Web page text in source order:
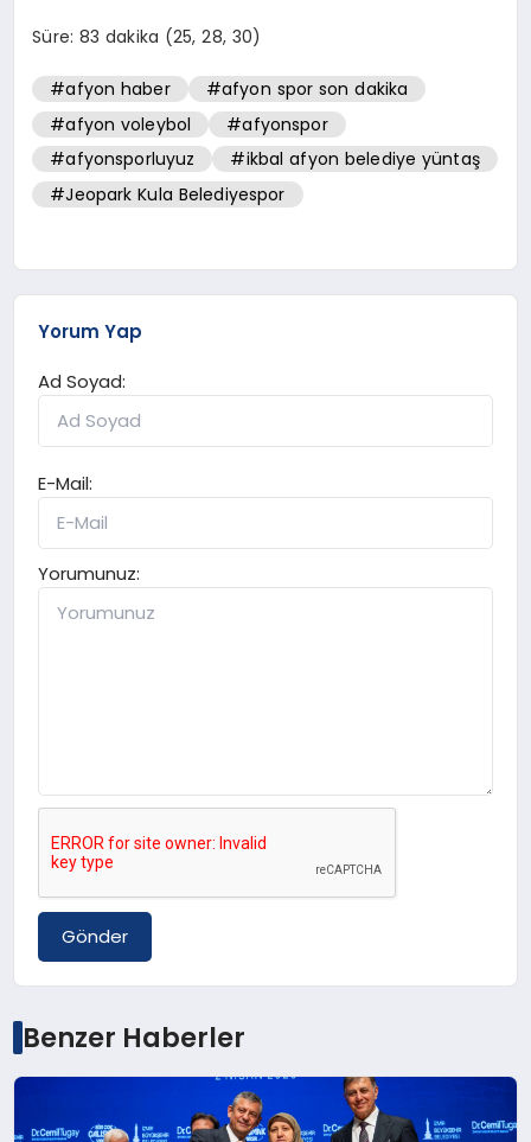
Süre: 83 dakika (25, 28, 30)
#afyon haber
#afyon spor son dakika
#afyon voleybol
#afyonspor
#afyonsporluyuz
#ikbal afyon belediye yüntaş
#Jeopark Kula Belediyespor
Yorum Yap
Ad Soyad:
E-Mail:
Yorumunuz:
Gönder
Benzer Haberler